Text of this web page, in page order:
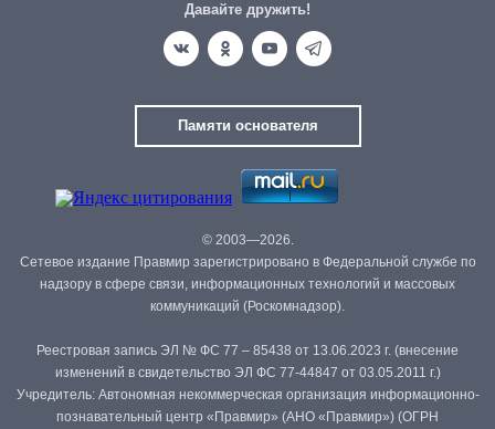
Давайте дружить!
Памяти основателя
© 2003—2026.
Сетевое издание Правмир зарегистрировано в Федеральной службе по
надзору в сфере связи, информационных технологий и массовых
коммуникаций (Роскомнадзор).
Реестровая запись ЭЛ № ФС 77 – 85438 от 13.06.2023 г. (внесение
изменений в свидетельство ЭЛ ФС 77-44847 от 03.05.2011 г.)
Учредитель: Автономная некоммерческая организация информационно-
познавательный центр «Правмир» (АНО «Правмир») (ОГРН